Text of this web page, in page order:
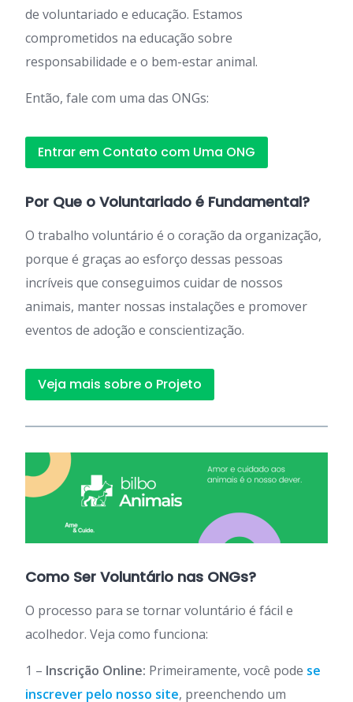
de voluntariado e educação. Estamos
comprometidos na educação sobre
responsabilidade e o bem-estar animal.
Então, fale com uma das ONGs:
Entrar em Contato com Uma ONG
Por Que o Voluntariado é Fundamental?
O trabalho voluntário é o coração da organização,
porque é graças ao esforço dessas pessoas
incríveis que conseguimos cuidar de nossos
animais, manter nossas instalações e promover
eventos de adoção e conscientização.
Veja mais sobre o Projeto
Como Ser Voluntário nas ONGs?
O processo para se tornar voluntário é fácil e
acolhedor. Veja como funciona:
1 – Inscrição Online: Primeiramente, você pode se
inscrever pelo nosso site, preenchendo um